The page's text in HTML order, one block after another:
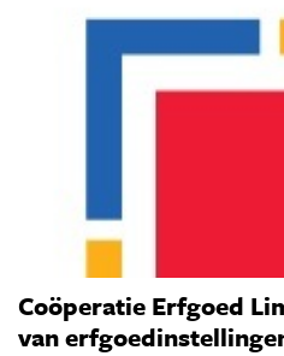
Coöperatie Erfgoed
van